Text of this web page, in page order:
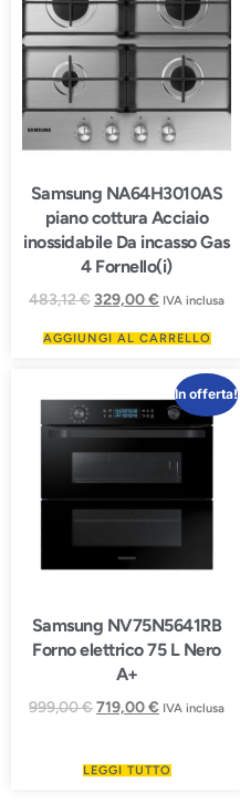
Samsung NA64H3010AS
piano cottura Acciaio
inossidabile Da incasso Gas
4 Fornello(i)
483,12€329,00€ IVA inclusa
AGGIUNGI AL CARRELLO
In offerta!
Samsung NV75N5641RB
Forno elettrico 75 L Nero
A+
999,00€719,00€ IVA inclusa
LEGGI TUTTO